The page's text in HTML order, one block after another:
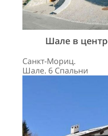
Шале в
Санкт-Мориц.
Шале. 6 Спальни